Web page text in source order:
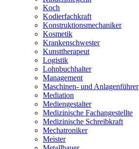
Koch
Kodierfachkraft
Konstruktionsmechaniker
Kosmetik
Krankenschwester
Kunsttherapeut
Logistik
Lohnbuchhalter
Management
Maschinen- und Anlagenführer
Mediation
Mediengestalter
Medizinische Fachangestellte
Medizinische Schreibkraft
Mechatroniker
Meister